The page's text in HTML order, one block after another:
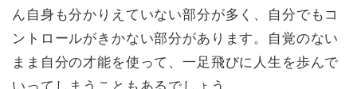
ん自身も分かりえていない部分が多く、自分でもコ
ントロールがきかない部分があります。自覚のない
まま自分の才能を使って、一足飛びに人生を歩んで